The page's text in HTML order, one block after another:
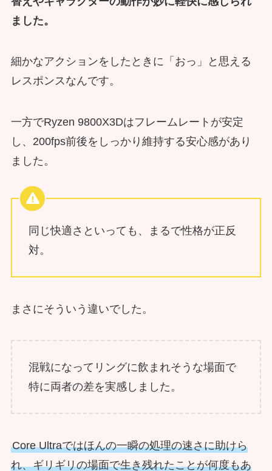
ました。
細かなアクションをしたときに「おっ」と思える
レスポンスなんです。
一方でRyzen 9800X3Dはフレームレートが安定
し、200fps前後をしっかり維持する安心感があり
ました。
同じ快適さといっても、まるで性格が正反
対。
まさにそういう違いでした。
混戦になってリングに飲まれそうな場面で
特に両者の差を実感しました。
Core Ultraではほんの一瞬の処理の速さに助けら
れ、ギリギリの場面で生き残れたことが何度もあ